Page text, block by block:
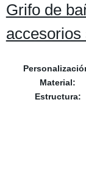
Grifo de
accesorios
Material:
Estructura: